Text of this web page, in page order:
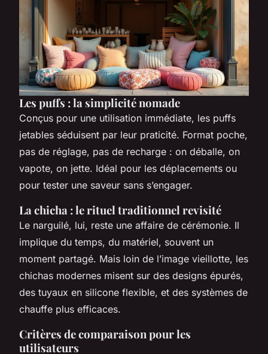
Les puffs : la simplicité nomade
Conçus pour une utilisation immédiate, les puffs
jetables séduisent par leur praticité. Format poche,
pas de réglage, pas de recharge : on déballe, on
vapote, on jette. Idéal pour les déplacements ou
pour tester une saveur sans s’engager.
La chicha : le rituel traditionnel revisité
Le narguilé, lui, reste une affaire de cérémonie. Il
implique du temps, du matériel, souvent un
moment partagé. Mais loin de l’image vieillotte, les
chichas modernes misent sur des designs épurés,
des tuyaux en silicone flexible, et des systèmes de
chauffe plus efficaces.
Critères de comparaison pour les
utilisateurs